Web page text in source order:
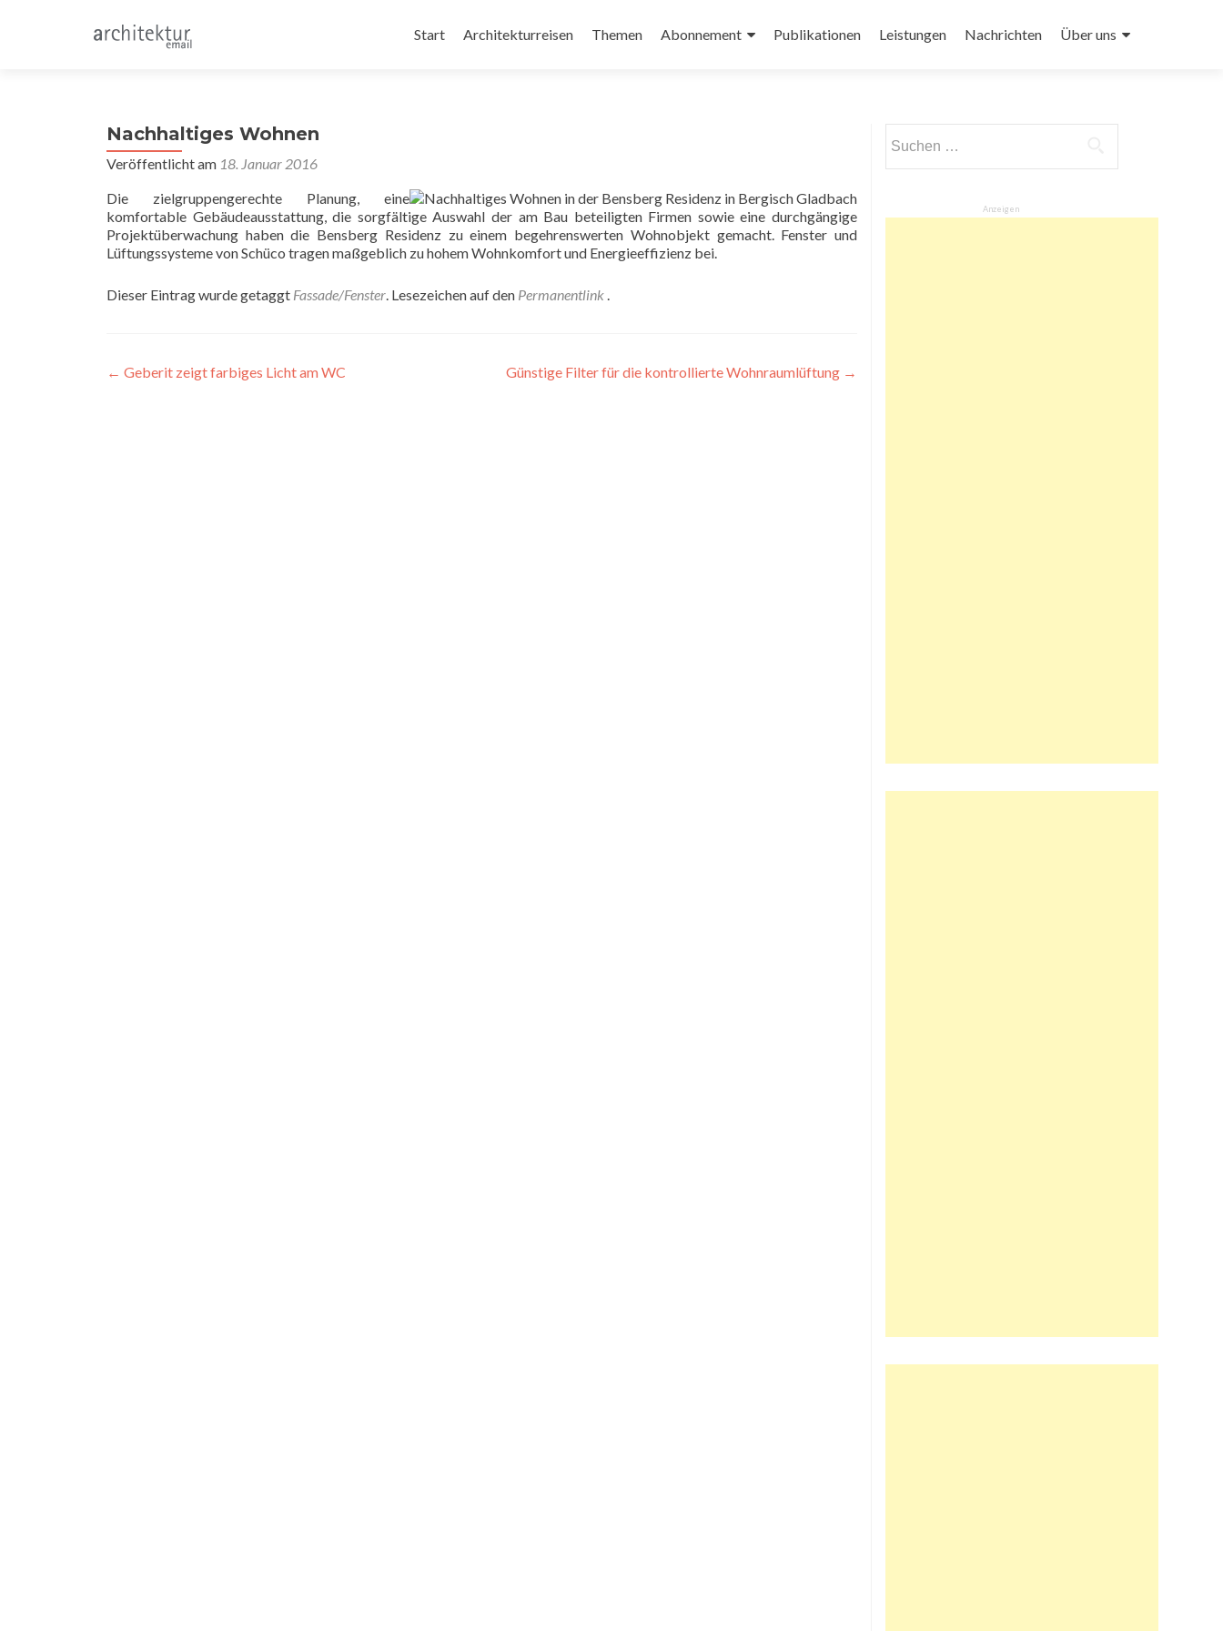
Inhalt
Start Architekturreisen Themen Abonnement Publikationen Leistungen Nachrichten Über uns
Nachhaltiges Wohnen
Veröffentlicht am 18. Januar 2016
Die zielgruppengerechte Planung, eine
komfortable Gebäudeausstattung, die sorgfältige Auswahl der am Bau beteiligten Firmen sowie eine durchgängige
Projektüberwachung haben die Bensberg Residenz zu einem begehrenswerten Wohnobjekt gemacht. Fenster und
Lüftungssysteme von Schüco tragen maßgeblich zu hohem Wohnkomfort und Energieeffizienz bei.
Dieser Eintrag wurde getaggt Fassade/Fenster. Lesezeichen auf den Permanentlink .
Beitragsnavigation
← Geberit zeigt farbiges Licht am WC Günstige Filter für die kontrollierte Wohnraumlüftung →
nach:
Anzeigen